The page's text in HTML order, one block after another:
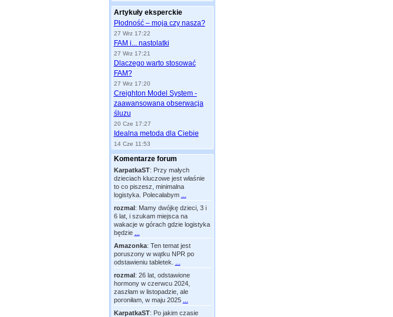
Artykuły eksperckie
Płodność – moja czy nasza?
27 Wrz 17:22
FAM i... nastolatki
27 Wrz 17:21
Dlaczego warto stosować
FAM?
27 Wrz 17:20
Creighton Model System -
zaawansowana obserwacja
śluzu
20 Cze 17:27
Idealna metoda dla Ciebie
14 Cze 11:53
Komentarze forum
KarpatkaST: Przy małych
dzieciach kluczowe jest właśnie
to co piszesz, minimalna
logistyka. Polecałabym
rozmal: Mamy dwójkę dzieci, 3 i
6 lat, i szukam miejsca na
wakacje w górach gdzie logistyka
będzie
Amazonka: Ten temat jest
poruszony w wątku NPR po
odstawieniu tabletek.
rozmal: 26 lat, odstawione
hormony w czerwcu 2024,
zaszłam w listopadzie, ale
poroniłam, w maju 2025
KarpatkaST: Po jakim czasie